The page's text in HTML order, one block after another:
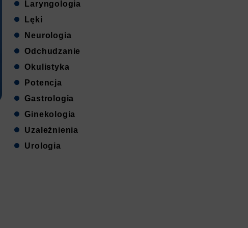
Laryngologia
Lęki
Neurologia
Odchudzanie
Okulistyka
Potencja
Gastrologia
Ginekologia
Uzależnienia
Urologia